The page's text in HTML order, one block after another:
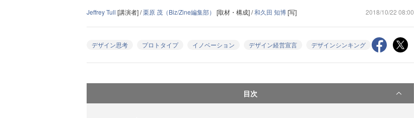
Jeffrey Tull [講演者] /栗原 茂（Biz/Zine編集部） [取材・構成] /和久田 知博[写] 2018/10/22 08:00
デザイン思考 プロトタイプ イノベーション デザイン経営宣言 デザインシンキング
目次